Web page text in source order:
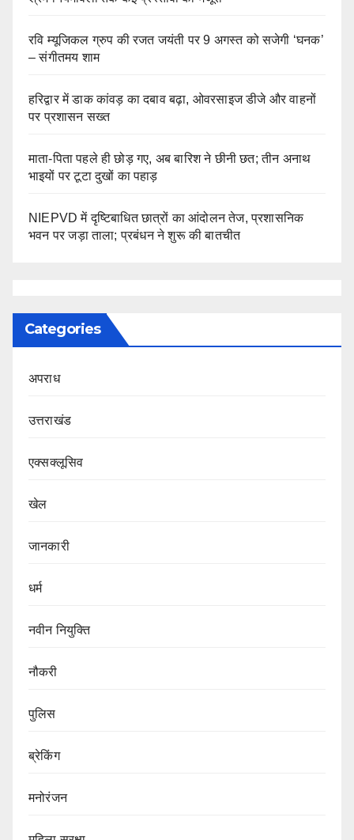
रवि म्यूजिकल ग्रुप की रजत जयंती पर 9 अगस्त को सजेगी ‘घनक’
– संगीतमय शाम
हरिद्वार में डाक कांवड़ का दबाव बढ़ा, ओवरसाइज डीजे और वाहनों
पर प्रशासन सख्त
माता-पिता पहले ही छोड़ गए, अब बारिश ने छीनी छत; तीन अनाथ
भाइयों पर टूटा दुखों का पहाड़
NIEPVD में दृष्टिबाधित छात्रों का आंदोलन तेज, प्रशासनिक
भवन पर जड़ा ताला; प्रबंधन ने शुरू की बातचीत
Categories
अपराध
उत्तराखंड
एक्सक्लूसिव
खेल
जानकारी
धर्म
नवीन नियुक्ति
नौकरी
पुलिस
ब्रेकिंग
मनोरंजन